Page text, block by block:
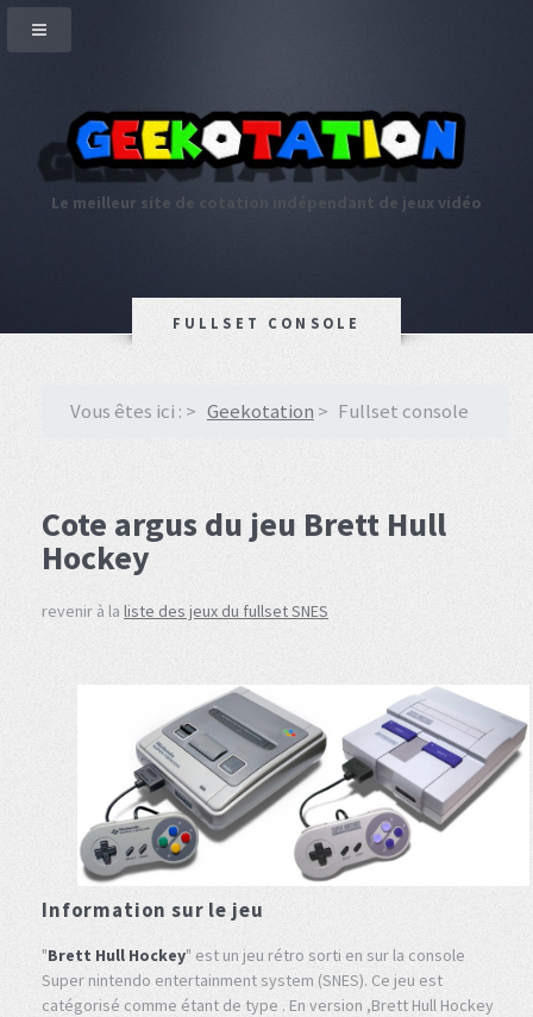
Le meilleur site de cotation indépendant de jeux vidéo
FULLSET CONSOLE
Vous êtes ici : Geekotation Fullset console
Cote argus du jeu Brett Hull
Hockey
revenir à la liste des jeux du fullset SNES
Information sur le jeu
"Brett Hull Hockey" est un jeu rétro sorti en sur la console
Super nintendo entertainment system (SNES). Ce jeu est
catégorisé comme étant de type . En version ,Brett Hull Hockey